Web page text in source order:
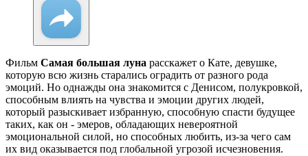
Фильм Самая большая луна расскажет о Кате, девушке,
которую всю жизнь старались оградить от разного рода
эмоций. Но однажды она знакомится с Денисом, полукровкой,
способным влиять на чувства и эмоции других людей,
который разыскивает избранную, способную спасти будущее
таких, как он - эмеров, обладающих невероятной
эмоциональной силой, но способных любить, из-за чего сам
их вид оказывается под глобальной угрозой исчезновения.